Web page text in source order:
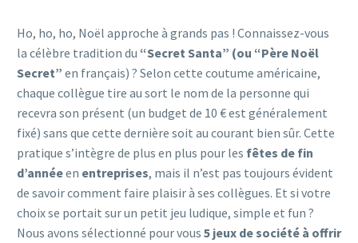
Ho, ho, ho, Noël approche à grands pas ! Connaissez-vous
la célèbre tradition du “Secret Santa” (ou “Père Noël
Secret” en français) ? Selon cette coutume américaine,
chaque collègue tire au sort le nom de la personne qui
recevra son présent (un budget de 10 € est généralement
fixé) sans que cette dernière soit au courant bien sûr. Cette
pratique s’intègre de plus en plus pour les fêtes de fin
d’annéeen entreprises, mais il n’est pas toujours évident
de savoir comment faire plaisir à ses collègues. Et si votre
choix se portait sur un petit jeu ludique, simple et fun ?
Nous avons sélectionné pour vous 5 jeux de société à offrir